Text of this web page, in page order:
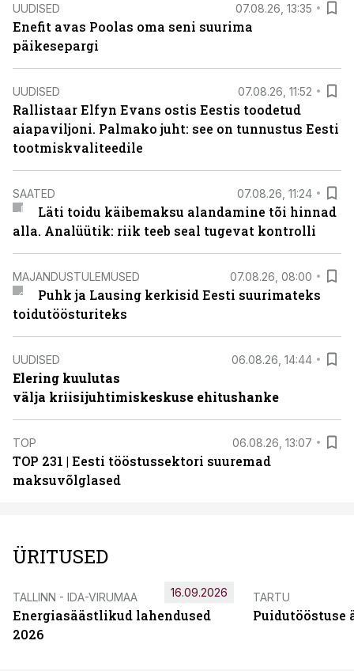
UUDISED 07.08.26, 13:35
Enefit avas Poolas oma seni suurima
päikesepargi
UUDISED 07.08.26, 11:52
Rallistaar Elfyn Evans ostis Eestis toodetud
aiapaviljoni. Palmako juht: see on tunnustus Eesti
tootmiskvaliteedile
SAATED 07.08.26, 11:24
Läti toidu käibemaksu alandamine tõi hinnad
alla. Analüütik: riik teeb seal tugevat kontrolli
MAJANDUSTULEMUSED 07.08.26, 08:00
Puhk ja Lausing kerkisid Eesti suurimateks
toidutöösturiteks
UUDISED 06.08.26, 14:44
Elering kuulutas
välja kriisijuhtimiskeskuse ehitushanke
TOP 06.08.26, 13:07
TOP 231 | Eesti tööstussektori suuremad
maksuvõlglased
ÜRITUSED
TALLINN - IDA-VIRUMAA
Energiasäästlikud lahendused
2026
16.09.2026 TARTU
Puidutööstuse